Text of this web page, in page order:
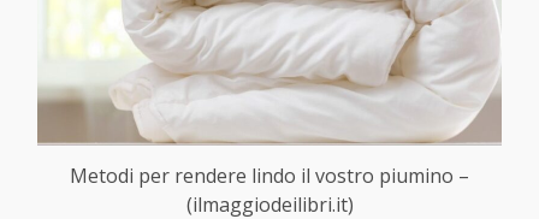
Metodi per rendere lindo il vostro piumino –
(ilmaggiodeilibri.it)